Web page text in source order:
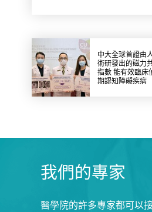
中大全球首證由
術研發出的磁力
指數 能有效臨床
期認知障礙疾病
我們的專家
醫學院的許多專家都可以